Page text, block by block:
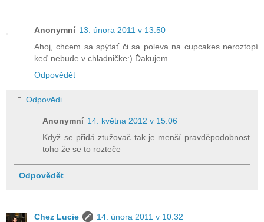
Anonymní 13. února 2011 v 13:50
Ahoj, chcem sa spýtať či sa poleva na cupcakes neroztopí
keď nebude v chladničke:) Ďakujem
Odpovědět
Odpovědi
Anonymní 14. května 2012 v 15:06
Když se přidá ztužovač tak je menší pravděpodobnost
toho že se to rozteče
Odpovědět
Chez Lucie
14. února 2011 v 10:32